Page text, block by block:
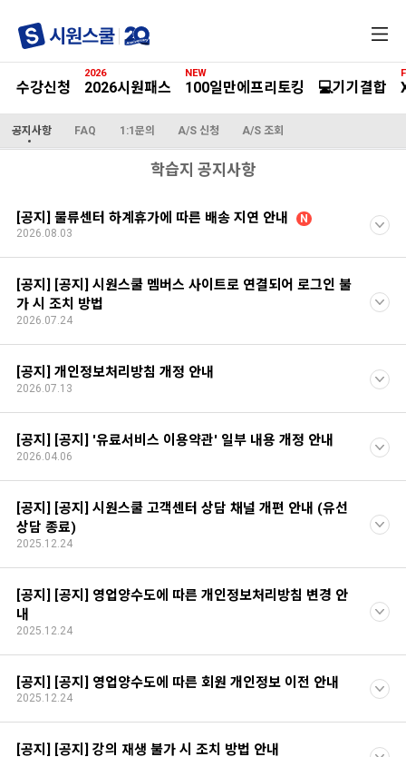
메
수강신청 2026시원패스
2026
100일만에프리토킹
NEW
💻기기결합
공지사항 FAQ 1:1문의 A/S 신청 A/S 조회
학습지 공지사항
[공지] 물류센터 하계휴가에 따른 배송 지연 안내
N
2026.08.03
[공지] [공지] 시원스쿨 멤버스 사이트로 연결되어 로그인 불
가 시 조치 방법
2026.07.24
[공지] 개인정보처리방침 개정 안내
2026.07.13
[공지] [공지] '유료서비스 이용약관' 일부 내용 개정 안내
2026.04.06
[공지] [공지] 시원스쿨 고객센터 상담 채널 개편 안내 (유선
상담 종료)
2025.12.24
[공지] [공지] 영업양수도에 따른 개인정보처리방침 변경 안
내
2025.12.24
[공지] [공지] 영업양수도에 따른 회원 개인정보 이전 안내
2025.12.24
[공지] [공지] 강의 재생 불가 시 조치 방법 안내